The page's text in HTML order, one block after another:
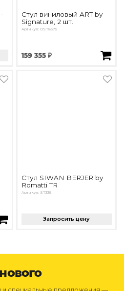
Стул виниловый ART by
Signature, 2 шт.
Артикул: OST8675
159 355 ₽
Стул SIWAN BERJER by
Romatti TR
Артикул: ST335
Запросить цену